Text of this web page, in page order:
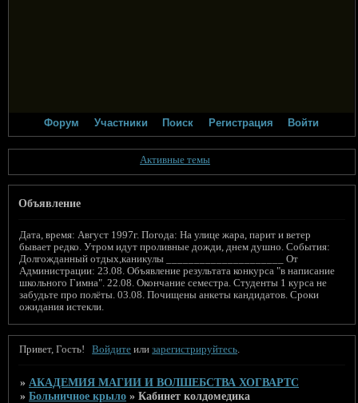
Форум Участники Поиск Регистрация Войти
Активные темы
Объявление
Дата, время: Август 1997г. Погода: На улице жара, парит и ветер
бывает редко. Утром идут проливные дожди, днем душно. События:
Долгожданный отдых,каникулы _____________________ От
Администрации: 23.08. Объявление результата конкурса "в написание
школьного Гимна". 22.08. Окончание семестра. Студенты 1 курса не
забудьте про полёты. 03.08. Почищены анкеты кандидатов. Сроки
ожидания истекли.
Привет, Гость! Войдите илизарегистрируйтесь.
» АКАДЕМИЯ МАГИИ И ВОЛШЕБСТВА ХОГВАРТС
»Больничное крыло »Кабинет колдомедика